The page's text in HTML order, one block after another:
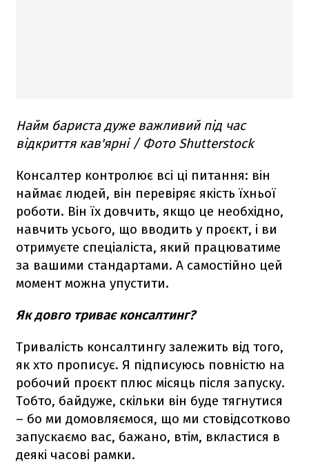
Найм бариста дуже важливий під час
відкриття кав'ярні / Фото Shutterstock
Консалтер контролює всі ці питання: він
наймає людей, він перевіряє якість їхньої
роботи. Він їх довчить, якщо це необхідно,
навчить усього, що вводить у проєкт, і ви
отримуєте спеціаліста, який працюватиме
за вашими стандартами. А самостійно цей
момент можна упустити.
Як довго триває консалтинг?
Тривалість консалтингу залежить від того,
як хто прописує. Я підписуюсь повністю на
робочий проєкт плюс місяць після запуску.
Тобто, байдуже, скільки він буде тягнутися
– бо ми домовляємося, що ми стовідсотково
запускаємо вас, бажано, втім, вкластися в
деякі часові рамки.